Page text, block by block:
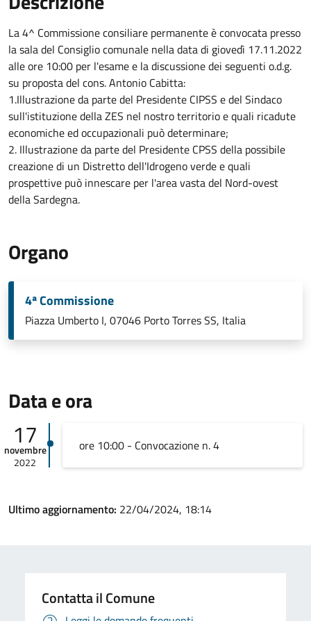
La 4^ Commissione consiliare permanente è convocata presso
la sala del Consiglio comunale nella data di giovedì 17.11.2022
alle ore 10:00 per l'esame e la discussione dei seguenti o.d.g.
su proposta del cons. Antonio Cabitta:
1.Illustrazione da parte del Presidente CIPSS e del Sindaco
sull'istituzione della ZES nel nostro territorio e quali ricadute
economiche ed occupazionali può determinare;
2. Illustrazione da parte del Presidente CPSS della possibile
creazione di un Distretto dell'Idrogeno verde e quali
prospettive può innescare per l'area vasta del Nord-ovest
della Sardegna.
Organo
4ª Commissione
Piazza Umberto I, 07046 Porto Torres SS, Italia
Data e ora
17
novembre
2022
ore 10:00 - Convocazione n. 4
Ultimo aggiornamento: 22/04/2024, 18:14
Contatta il Comune